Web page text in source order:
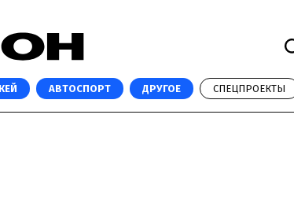
АВТОСПОРТ ДРУГОЕ СПЕЦПРОЕКТЫ